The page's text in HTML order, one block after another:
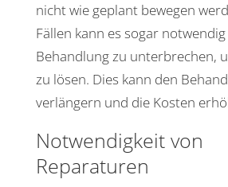
nicht wie geplant bewegen
Fällen kann es sogar
Behand­lung zu unter­bre­chen,
zu lösen. Dies kann den
verlän­gern und die Kosten
Notwen­dig­keit von
Reparaturen